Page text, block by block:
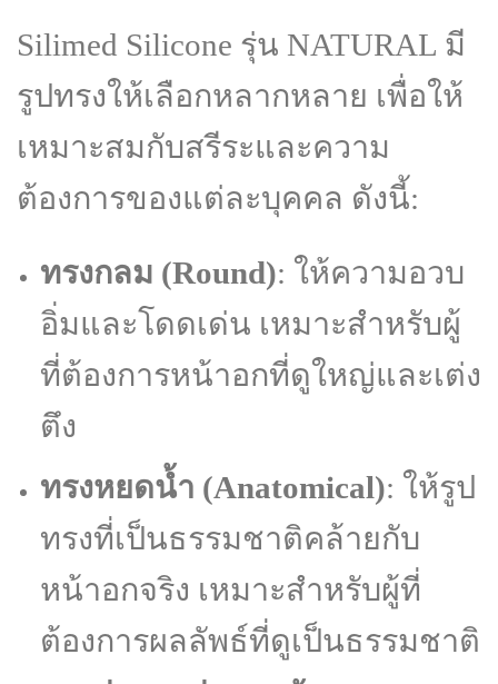
Silimed Silicone รุ่น NATURAL มี
รูปทรงให้เลือกหลากหลาย เพื่อให้
เหมาะสมกับสรีระและความ
ต้องการของแต่ละบุคคล ดังนี้:
ทรงกลม (Round): ให้ความอวบ
อิ่มและโดดเด่น เหมาะสำหรับผู้
ที่ต้องการหน้าอกที่ดูใหญ่และเต่ง
ตึง
ทรงหยดน้ำ (Anatomical): ให้รูป
ทรงที่เป็นธรรมชาติคล้ายกับ
หน้าอกจริง เหมาะสำหรับผู้ที่
ต้องการผลลัพธ์ที่ดูเป็นธรรมชาติ